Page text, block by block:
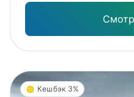
Кешбэк 3%